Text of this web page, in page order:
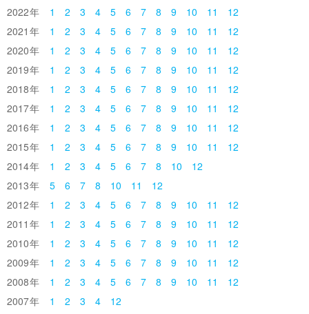
2022
1 2 3 4 5 6 7 8 9 10 11
12
2021
1 2 3 4 5 6 7 8 9 10 11
12
2020
1 2 3 4 5 6 7 8 9 10 11
12
2019
1 2 3 4 5 6 7 8 9 10 11
12
2018
1 2 3 4 5 6 7 8 9 10 11
12
2017
1 2 3 4 5 6 7 8 9 10 11
12
2016
1 2 3 4 5 6 7 8 9 10 11
12
2015
1 2 3 4 5 6 7 8 9 10 11
12
2014
1 2 3 4 5 6 7 8 10
12
2013
5 6 7 8 10 11
12
2012
1 2 3 4 5 6 7 8 9 10 11
12
2011
1 2 3 4 5 6 7 8 9 10 11
12
2010
1 2 3 4 5 6 7 8 9 10 11
12
2009
1 2 3 4 5 6 7 8 9 10 11
12
2008
1 2 3 4 5 6 7 8 9 10 11
12
2007
1 2 3 4 12